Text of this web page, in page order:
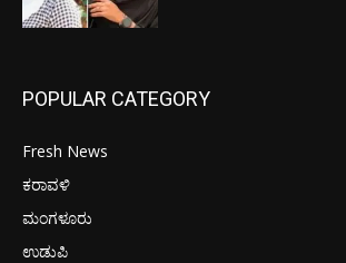
POPULAR CATEGORY
Fresh News
ಕರಾವಳಿ
ಮಂಗಳೂರು
ಉಡುಪಿ